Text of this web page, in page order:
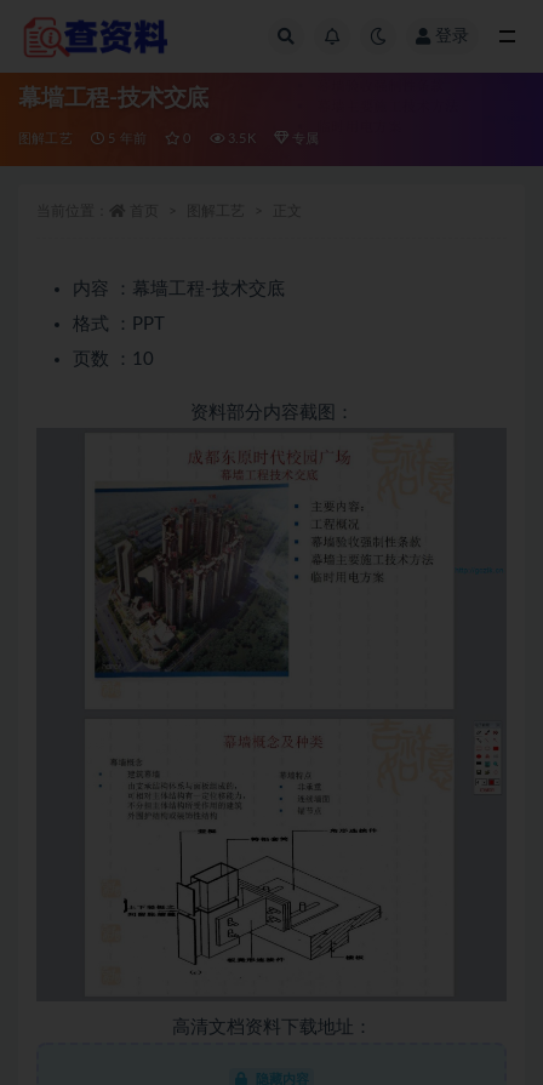
登录
幕墙工程-技术交底
图解工艺 5 年前 0 3.5K 专属
内容 ：幕墙工程-技术交底
格式 ：PPT
页数 ：10
资料部分内容截图：
高清文档资料下载地址：
隐藏内容